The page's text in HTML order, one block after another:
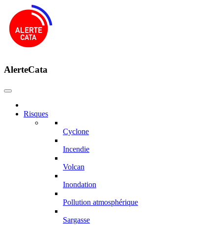
AlerteCata
Risques
Cyclone
Incendie
Volcan
Inondation
Pollution atmosphérique
Sargasse